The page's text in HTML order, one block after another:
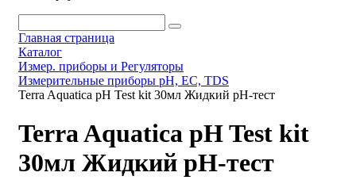
Главная страница
Каталог
Измер. приборы и Регуляторы
Измерительные приборы pH, EC, TDS
Terra Aquatica pH Test kit 30мл Жидкий pH-тест
Terra Aquatica pH Test kit
30мл Жидкий pH-тест